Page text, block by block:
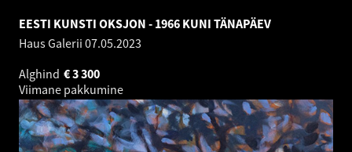
EESTI KUNSTI OKSJON - 1966 KUNI TÄNAPÄEV
Haus Galerii 07.05.2023
Alghind
3 300
€
Viimane pakkumine